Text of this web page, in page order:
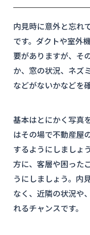
内見時に意外と忘れ
です。ダクトや室外
要がありますが、そ
か、窓の状況、ネズ
などがないかなどを
基本はとにかく写真
はその場で不動産屋
するようにしましょ
方に、客層や困った
うにしましょう。内
なく、近隣の状況や
れるチャンスです。